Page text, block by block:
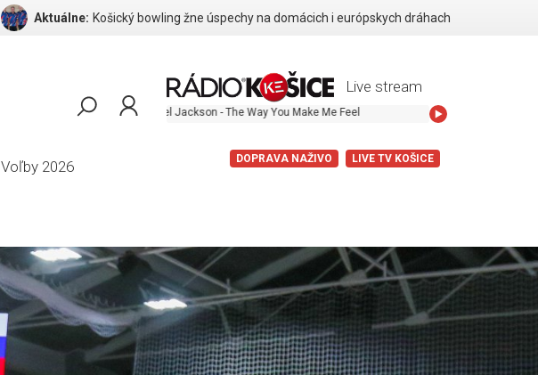
Aktuálne: Košický bowling žne úspechy na domácich i európskych dráhach
Voľby 2026
Live stream
Michael Jackson - The Way You Make Me Feel
DOPRAVA NAŽIVO LIVE TV KOŠICE